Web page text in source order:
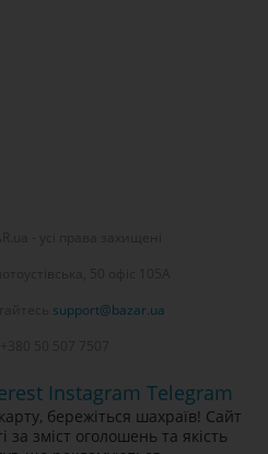
support@bazar.ua
Instagram Telegram
бережіться шахраїв! Сайт
за зміст оголошень та якість